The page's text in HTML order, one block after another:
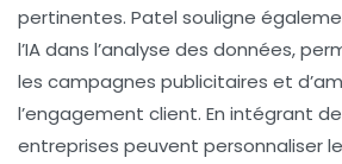
pertinentes. Patel souligne
l’IA dans l’analyse des données,
les campagnes publicitaires et
l’engagement client. En intégrant
entreprises peuvent personnaliser